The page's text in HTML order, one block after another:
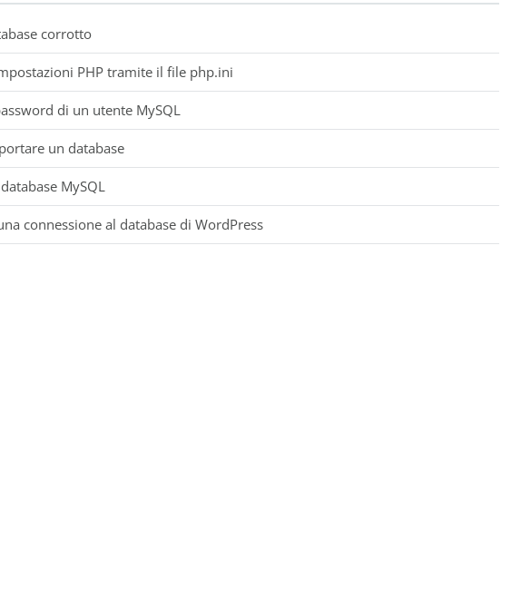
corrotto
PHP tramite il file php.ini
di un utente MySQL
un database
MySQL
connessione al database di WordPress